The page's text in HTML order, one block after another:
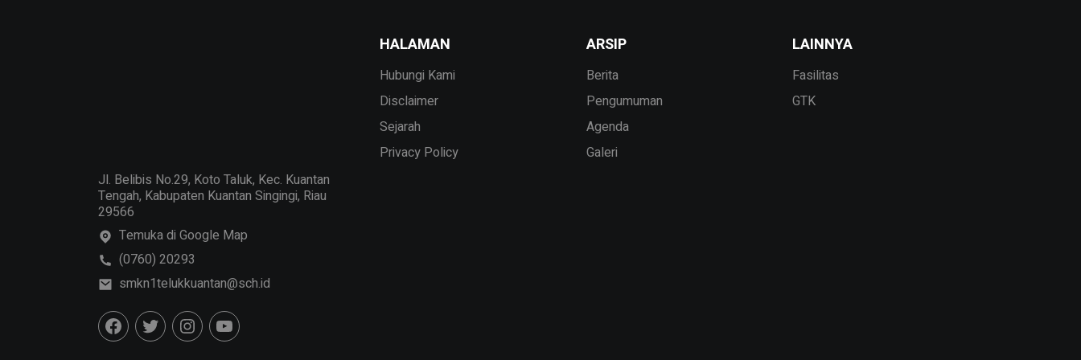
Jl. Belibis No.29, Koto Taluk, Kec. Kuantan
Tengah, Kabupaten Kuantan Singingi, Riau
29566
Temuka di Google Map
(0760) 20293
smkn1telukkuantan@sch.id
HALAMAN
Hubungi Kami
Disclaimer
Sejarah
Privacy Policy
ARSIP
Berita
Pengumuman
Agenda
Galeri
LAINNYA
Fasilitas
GTK